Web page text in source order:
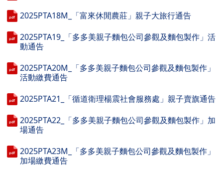
2025PTA18M_「富來休閒農莊」親子大旅行通告
2025PTA19_「多多美親子麵包公司參觀及麵包製作」活
動通告
2025PTA20M_「多多美親子麵包公司參觀及麵包製作」
活動繳費通告
2025PTA21_「循道衛理楊震社會服務處」親子賣旗通告
2025PTA22_「多多美親子麵包公司參觀及麵包製作」加
場通告
2025PTA23M_「多多美親子麵包公司參觀及麵包製作」
加場繳費通告